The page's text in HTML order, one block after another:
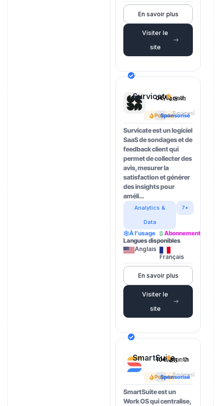
En savoir plus
Visiter le
site
Survicate
Popular
Sponsorisé
0€/month
4.5(202
Reviews)
Survicate est un logiciel
SaaS de sondages et de
feedback client qui
permet de collecter des
avis, mesurer la
satisfaction et générer
des insights pour
améli…
Analytics &
Data
7+
À l’usage
Abonnement
Langues disponibles
Anglais
Français
En savoir plus
Visiter le
site
SmartSuite
Popular
Sponsorisé
10€/month
4.5(202
Reviews)
SmartSuite est un
Work OS qui centralise,